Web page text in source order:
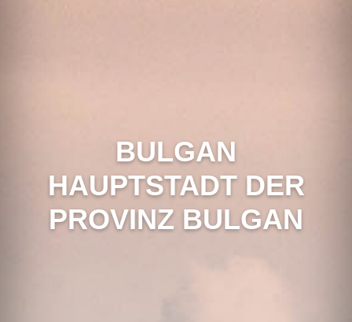
BULGAN
HAUPTSTADT DER
PROVINZ BULGAN